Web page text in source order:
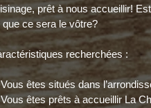
prêt à nous accueillir!
que ce sera le vôtre?
recherchées :
êtes situés dans
êtes prêts à accueillir La